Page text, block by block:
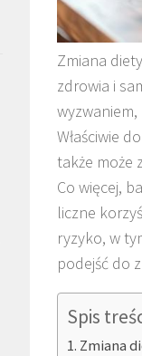
Zmiana
zdrowia i
Właściwie
także może
Co więcej,
liczne
ryzyko, w
podejść do
Spis
Zmiana